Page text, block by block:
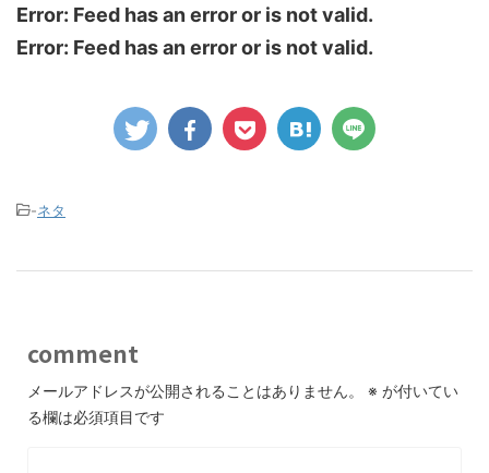
Error: Feed has an error or is not valid.
Error: Feed has an error or is not valid.
-ネタ
comment
メールアドレスが公開されることはありません。 ※ が付いてい
る欄は必須項目です